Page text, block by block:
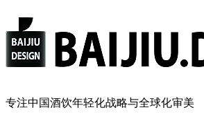
专注中国酒饮年轻化战略与全球化审美